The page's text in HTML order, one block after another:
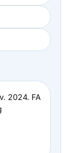
2024. FA